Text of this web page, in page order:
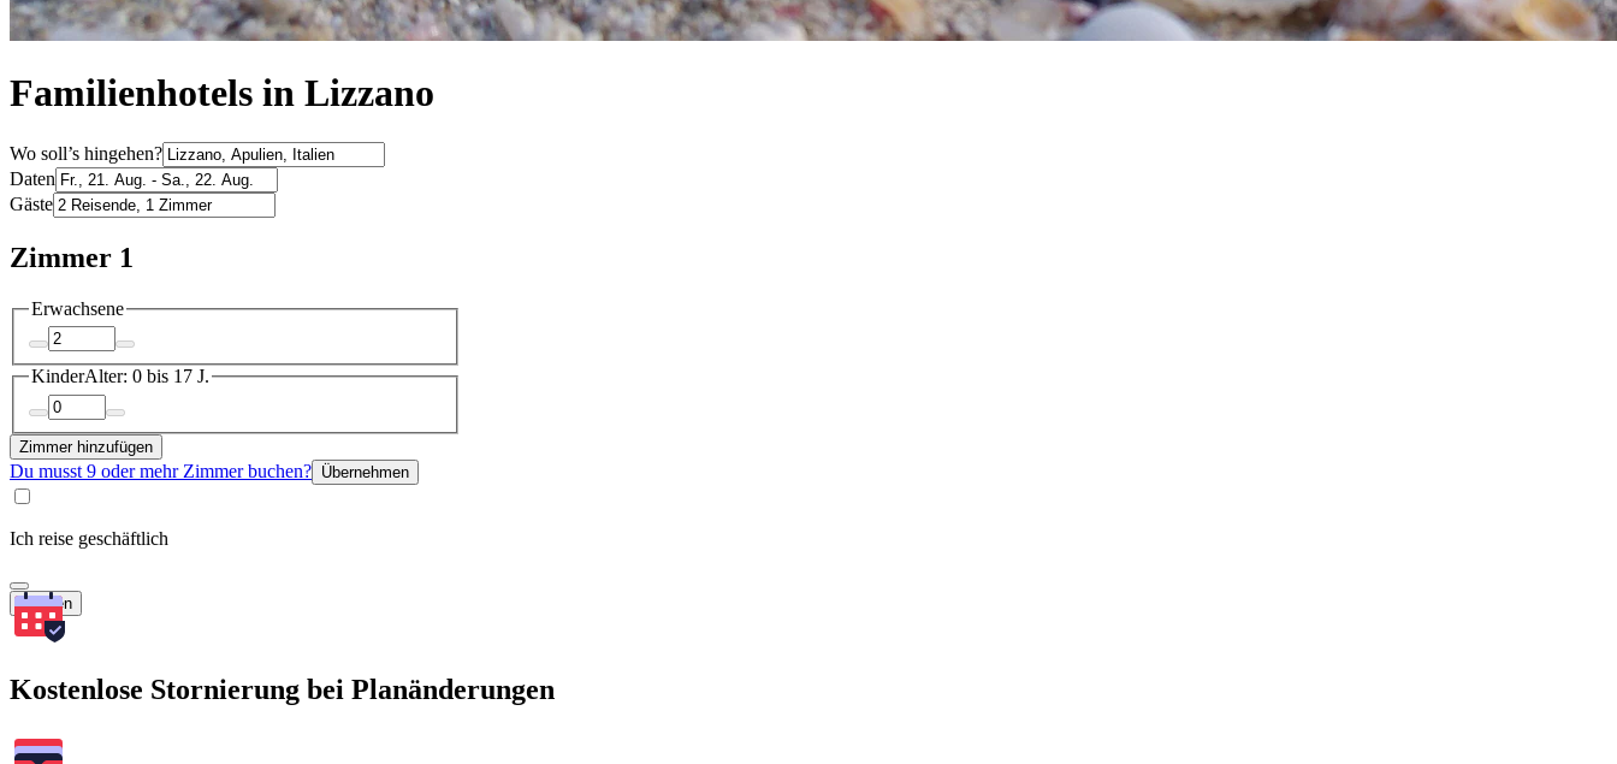
Familienhotels in Lizzano
Wo soll’s hingehen?
Daten
Gäste
Zimmer 1
Erwachsene
KinderAlter: 0 bis 17 J.
Zimmer hinzufügen
Du musst 9 oder mehr Zimmer buchen? Übernehmen
Ich reise geschäftlich
Suchen
Kostenlose Stornierung bei Planänderungen